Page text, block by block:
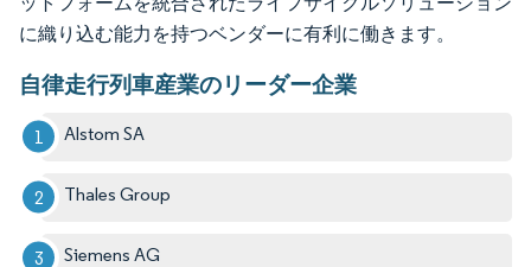
に織り込む能力を持つベンダーに有利に働きます。
自律走行列車産業のリーダー企業
Alstom SA
Thales Group
Siemens AG